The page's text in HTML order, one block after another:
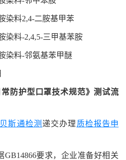
料2,4-二胺基甲苯
料-2,4,5-三甲基苯胺
料-邻氨基苯甲醚
常防护型口罩技术规范》测试流
贝斯通检测 递交办理 质检报告申
要求，企业准备好相关